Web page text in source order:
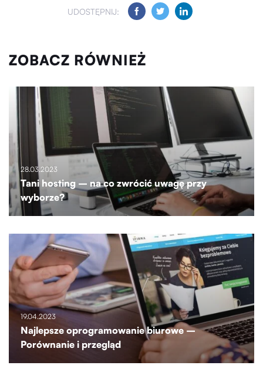
UDOSTĘPNIJ:
ZOBACZ RÓWNIEŻ
28.03.2023
Tani hosting – na co zwrócić uwagę przy
wyborze?
19.04.2023
Najlepsze oprogramowanie biurowe –
Porównanie i przegląd